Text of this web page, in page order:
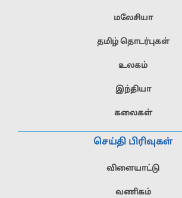
மலேசியா
தமிழ் தொடர்புகள்
உலகம்
இந்தியா
கலைகள்
செய்தி பிரிவுகள்
விளையாட்டு
வணிகம்